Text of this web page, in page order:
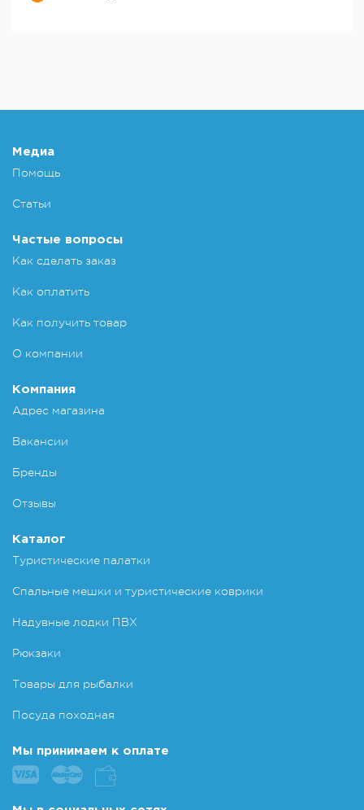
Медиа
Помощь
Статьи
Частые вопросы
Как сделать заказ
Как оплатить
Как получить товар
О компании
Компания
Адрес магазина
Вакансии
Бренды
Отзывы
Каталог
Туристические палатки
Спальные мешки и туристические коврики
Надувные лодки ПВХ
Рюкзаки
Товары для рыбалки
Посуда походная
Мы принимаем к оплате